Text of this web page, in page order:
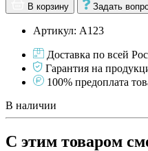
В корзину Задать
Артикул: A123
Доставка по всей
Гарантия на
100% предоплата
В наличии
С этим товаром